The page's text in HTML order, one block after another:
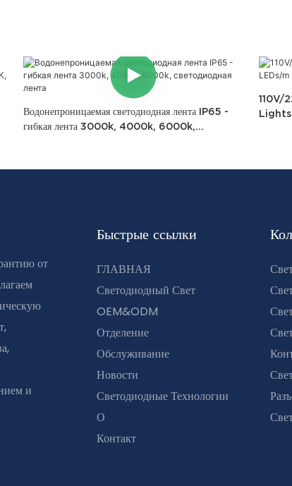
Водонепроницаемая светодиодная лента IP65 -
гибкая лента 3000k, 4000k, 6000k,
110V/
от
и
Быстрые ссылки
ГЛАВНАЯ
Светодиодный Свет
OEM&ODM
Отделение
Обслуживание
Новости
Светодиодные Технологии
О
Контакт